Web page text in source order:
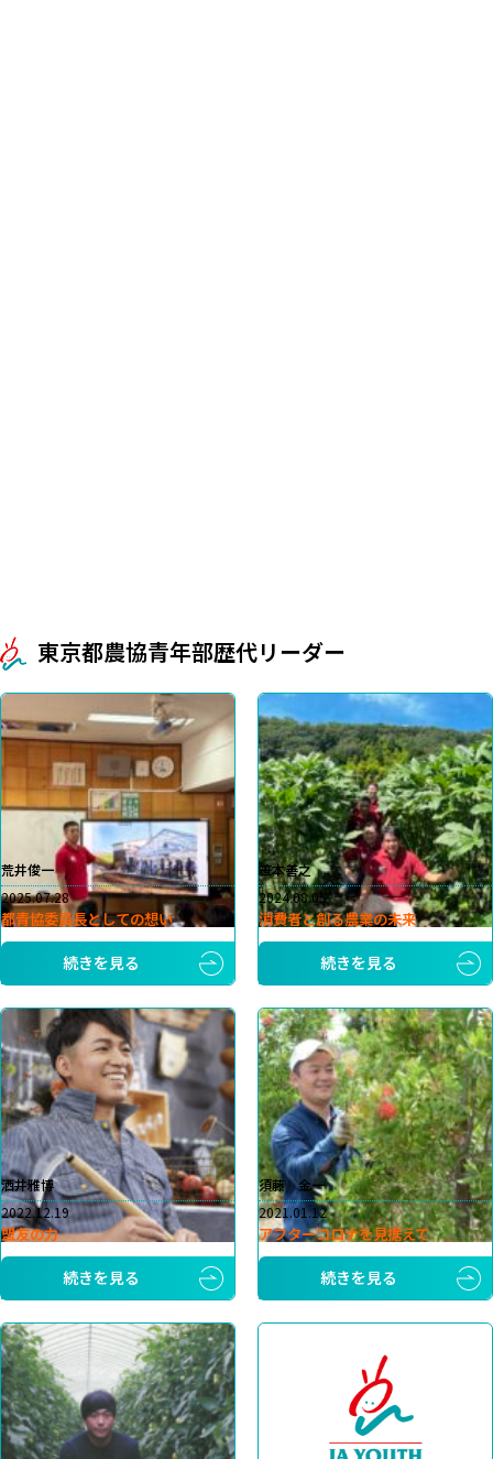
東京都農協青年部歴代リーダー
荒井俊一
2025.07.28
都青協委員長としての想い
続きを見る
笹本善之
2024.08.05
消費者と創る農業の未来
続きを見る
洒井雅博
2022.12.19
盟友の力
続きを見る
須藤 金一
2021.01.12
アフターコロナを見据えて
続きを見る